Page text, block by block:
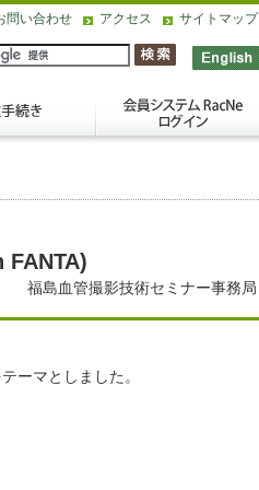
問い合わせ アクセス サイトマップ
FANTA)
福島血管撮影技術セミナー事務局
ーマとしました。